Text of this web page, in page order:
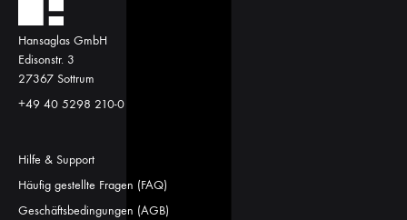
Hansaglas GmbH
Edisonstr. 3
27367 Sottrum
+49 40 5298 210-0
Hilfe & Support
Häufig gestellte Fragen (FAQ)
Geschäftsbedingungen (AGB)